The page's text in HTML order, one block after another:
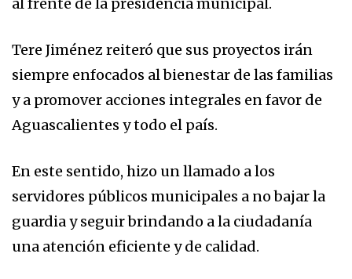
Tere Jiménez reiteró que sus proyectos irán
siempre enfocados al bienestar de las familias
y a promover acciones integrales en favor de
Aguascalientes y todo el país.
En este sentido, hizo un llamado a los
servidores públicos municipales a no bajar la
guardia y seguir brindando a la ciudadanía
una atención eficiente y de calidad.